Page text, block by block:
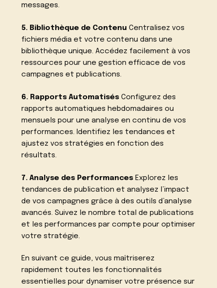
messages.
5. Bibliothèque de Contenu Centralisez vos
fichiers média et votre contenu dans une
bibliothèque unique. Accédez facilement à vos
ressources pour une gestion efficace de vos
campagnes et publications.
6. Rapports Automatisés Configurez des
rapports automatiques hebdomadaires ou
mensuels pour une analyse en continu de vos
performances. Identifiez les tendances et
ajustez vos stratégies en fonction des
résultats.
7. Analyse des Performances Explorez les
tendances de publication et analysez l’impact
de vos campagnes grâce à des outils d’analyse
avancés. Suivez le nombre total de publications
et les performances par compte pour optimiser
votre stratégie.
En suivant ce guide, vous maîtriserez
rapidement toutes les fonctionnalités
essentielles pour dynamiser votre présence sur